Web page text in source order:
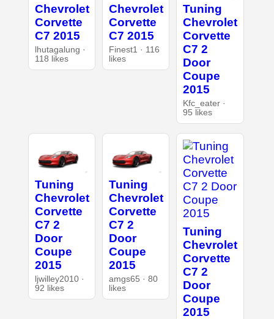
Chevrolet
Corvette
C7 2015
lhutagalung ·
118 likes
Chevrolet
Corvette
C7 2015
Finest1 · 116
likes
Tuning
Chevrolet
Corvette
C7 2
Door
Coupe
2015
Kfc_eater ·
95 likes
Tuning
Chevrolet
Corvette
C7 2
Door
Coupe
2015
ljwilley2010 ·
92 likes
Tuning
Chevrolet
Corvette
C7 2
Door
Coupe
2015
amgs65 · 80
likes
Tuning
Chevrolet
Corvette
C7 2
Door
Coupe
2015